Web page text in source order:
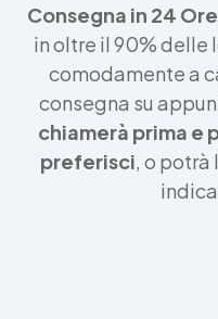
Consegna in 24
in oltre il 90% delle
comodamente a
consegna su
chiamerà prima e
preferisci, o potrà